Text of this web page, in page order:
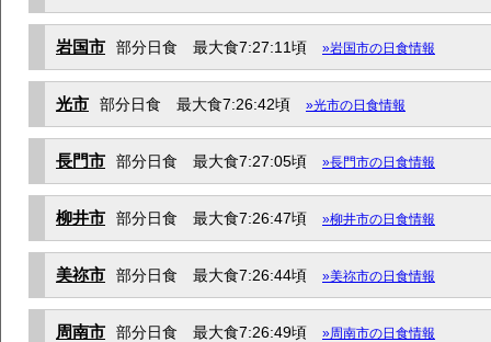
岩国市 部分日食 最大食7:27:11頃 »岩国市の日食情報
光市 部分日食 最大食7:26:42頃 »光市の日食情報
長門市 部分日食 最大食7:27:05頃 »長門市の日食情報
柳井市 部分日食 最大食7:26:47頃 »柳井市の日食情報
美祢市 部分日食 最大食7:26:44頃 »美祢市の日食情報
周南市 部分日食 最大食7:26:49頃 »周南市の日食情報